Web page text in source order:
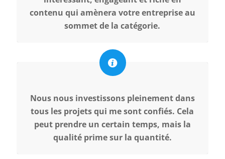
contenu qui amènera votre entreprise au
sommet de la catégorie.
Nous nous investissons pleinement dans
tous les projets qui me sont confiés. Cela
peut prendre un certain temps, mais la
qualité prime sur la quantité.